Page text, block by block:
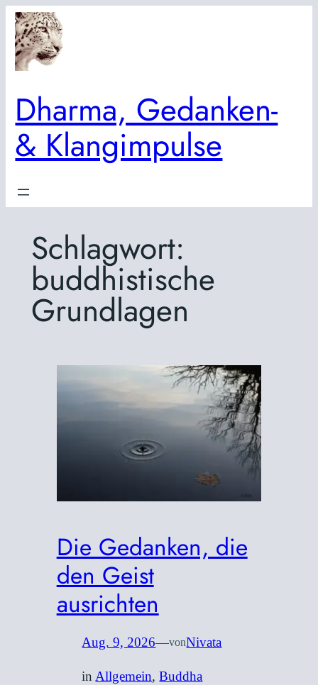
Zum
Inhalt
springen
Dharma, Gedanken-
& Klangimpulse
Schlagwort:
buddhistische
Grundlagen
Die Gedanken, die
den Geist
ausrichten
Aug. 9, 2026—vonNivata
inAllgemein, Buddha